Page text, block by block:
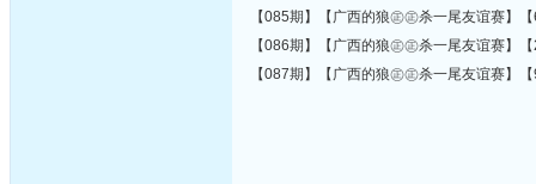
【085期】【广西的狼㊣㊣杀一尾友谊赛】
【086期】【广西的狼㊣㊣杀一尾友谊赛】
【087期】【广西的狼㊣㊣杀一尾友谊赛】